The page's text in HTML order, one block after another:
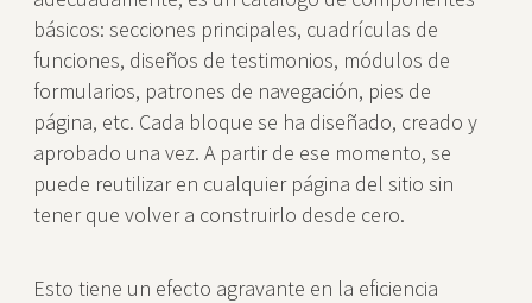
básicos: secciones principales, cuadrículas de
funciones, diseños de testimonios, módulos de
formularios, patrones de navegación, pies de
página, etc. Cada bloque se ha diseñado, creado y
aprobado una vez. A partir de ese momento, se
puede reutilizar en cualquier página del sitio sin
tener que volver a construirlo desde cero.
Esto tiene un efecto agravante en la eficiencia